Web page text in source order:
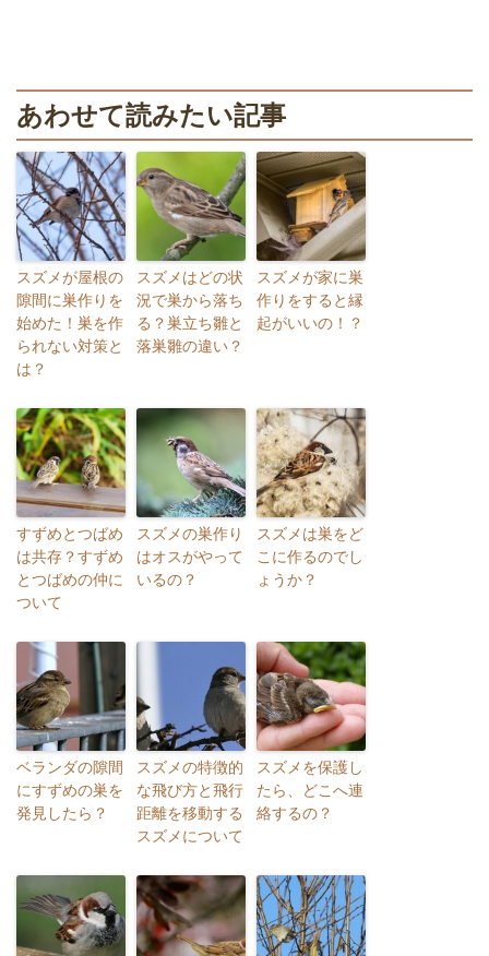
あわせて読みたい記事
スズメが屋根の
隙間に巣作りを
始めた！巣を作
られない対策と
は？
スズメはどの状
況で巣から落ち
る？巣立ち雛と
落巣雛の違い？
スズメが家に巣
作りをすると縁
起がいいの！？
すずめとつばめ
は共存？すずめ
とつばめの仲に
ついて
スズメの巣作り
はオスがやって
いるの？
スズメは巣をど
こに作るのでし
ょうか？
ベランダの隙間
にすずめの巣を
発見したら？
スズメの特徴的
な飛び方と飛行
距離を移動する
スズメについて
スズメを保護し
たら、どこへ連
絡するの？